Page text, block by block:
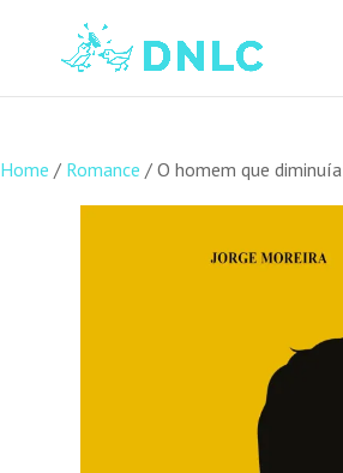
Home / Romance / O homem que diminuía